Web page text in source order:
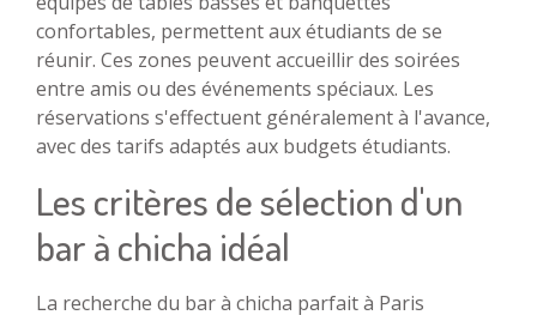
confortables, permettent aux étudiants de se
réunir. Ces zones peuvent accueillir des soirées
entre amis ou des événements spéciaux. Les
réservations s'effectuent généralement à l'avance,
avec des tarifs adaptés aux budgets étudiants.
Les critères de sélection d'un
bar à chicha idéal
La recherche du bar à chicha parfait à Paris